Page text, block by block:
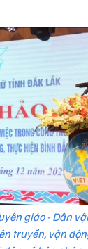
giáo - Dân
truyền, vận